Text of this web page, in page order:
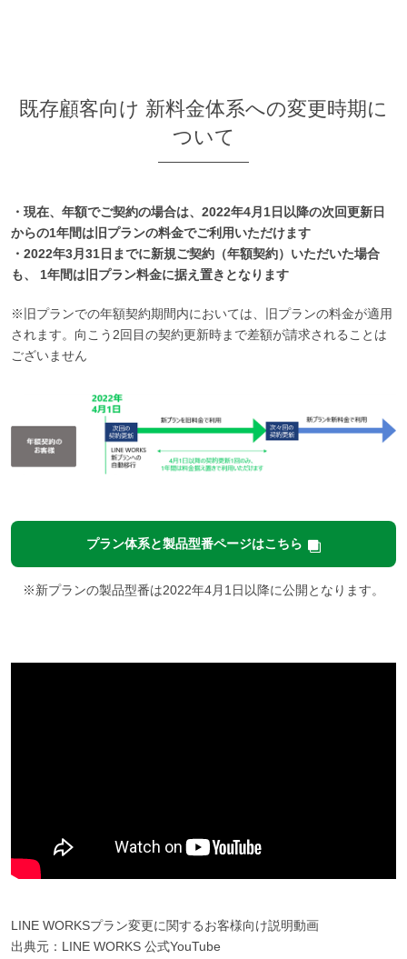
既存顧客向け 新料金体系への変更時期に
ついて
・現在、年額でご契約の場合は、2022年4月1日以降の次回更新日
からの1年間は旧プランの料金でご利用いただけます
・2022年3月31日までに新規ご契約（年額契約）いただいた場合
も、 1年間は旧プラン料金に据え置きとなります
※旧プランでの年額契約期間内においては、旧プランの料金が適用
されます。向こう2回目の契約更新時まで差額が請求されることは
ございません
プラン体系と製品型番ページはこちら
※新プランの製品型番は2022年4月1日以降に公開となります。
LINE WORKSプラン変更に関するお客様向け説明動画
出典元：LINE WORKS 公式YouTube